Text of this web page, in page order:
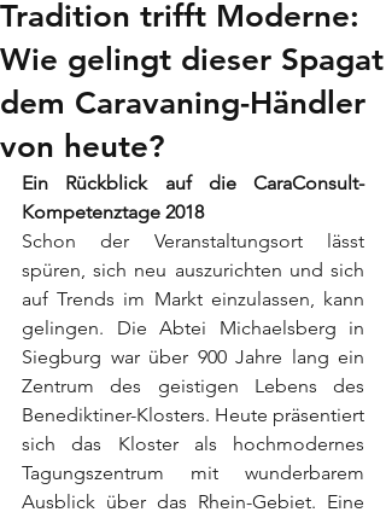
Tradition trifft Moderne:
Wie gelingt dieser Spagat
dem Caravaning-Händler
von heute?
Ein Rückblick auf die CaraConsult-
Kompetenztage 2018
Schon der Veranstaltungsort lässt
spüren, sich neu auszurichten und sich
auf Trends im Markt einzulassen, kann
gelingen. Die Abtei Michaelsberg in
Siegburg war über 900 Jahre lang ein
Zentrum des geistigen Lebens des
Benediktiner-Klosters. Heute präsentiert
sich das Kloster als hochmodernes
Tagungszentrum mit wunderbarem
Ausblick über das Rhein-Gebiet. Eine